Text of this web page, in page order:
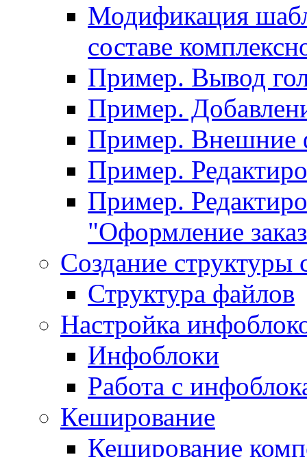
Модификация
составе
Пример. Вывод
Пример.
Пример. Внешние
Пример.
Пример.
"Оформление
Создание структуры
Структура файлов
Настройка
Инфоблоки
Работа с
Кеширование
Кеширование